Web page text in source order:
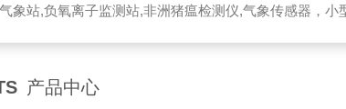
气象站,负氧离子监测站,非洲猪瘟检测仪,气象传感器，小型气象站,
产品中心